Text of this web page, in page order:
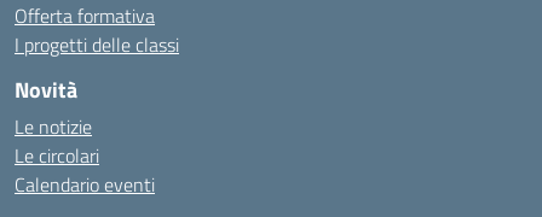
Offerta formativa
I progetti delle classi
Novità
Le notizie
Le circolari
Calendario eventi